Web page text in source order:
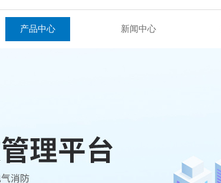
产品中心 新闻中心